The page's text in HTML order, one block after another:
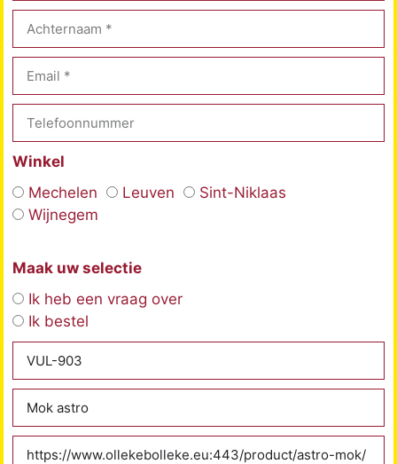
Winkel
Mechelen
Leuven
Sint-Niklaas
Wijnegem
Maak uw selectie
Ik heb een vraag over
Ik bestel